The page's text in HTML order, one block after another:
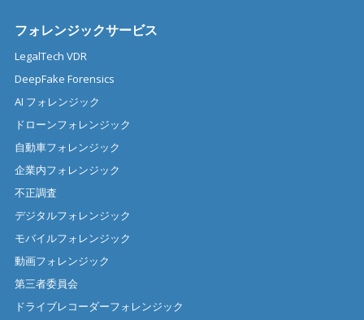
フォレンジックサービス
LegalTech VDR
DeepFake Forensics
AI フォレンジック
ドローンフォレンジック
自動車フォレンジック
企業内フォレンジック
不正調査
デジタルフォレンジック
モバイルフォレンジック
動画フォレンジック
第三者委員会
ドライブレコーダーフォレンジック